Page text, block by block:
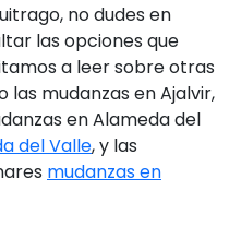
no dudes en
las opciones que
a leer sobre otras
mudanzas en Ajalvir,
en Alameda del
del Valle, y las
mudanzas en